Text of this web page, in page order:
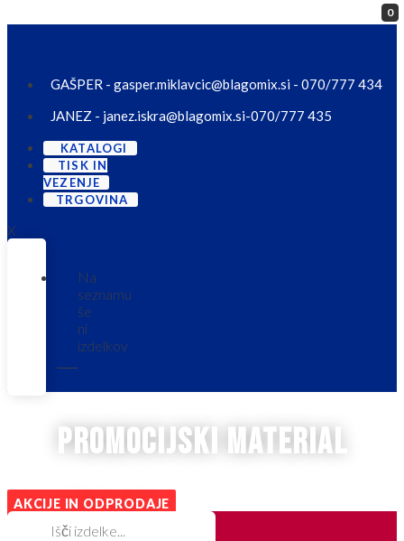
GAŠPER - gasper.miklavcic@blagomix.si - 070/777 434
JANEZ - janez.iskra@blagomix.si-070/777 435
KATALOGI
TISK IN
VEZENJE
TRGOVINA
0
X
Na
seznamu
še
ni
izdelkov
promocijski material
AKCIJE IN ODPRODAJE